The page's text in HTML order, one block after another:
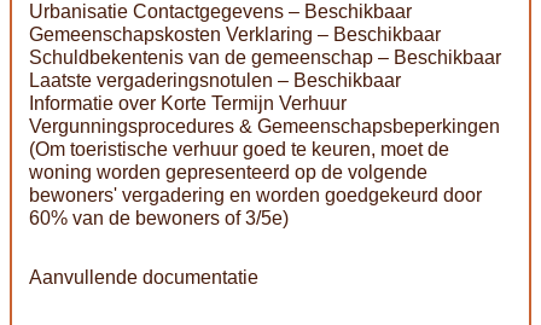
Urbanisatie Contactgegevens – Beschikbaar
Gemeenschapskosten Verklaring – Beschikbaar
Schuldbekentenis van de gemeenschap – Beschikbaar
Laatste vergaderingsnotulen – Beschikbaar
Informatie over Korte Termijn Verhuur
Vergunningsprocedures & Gemeenschapsbeperkingen
(Om toeristische verhuur goed te keuren, moet de
woning worden gepresenteerd op de volgende
bewoners' vergadering en worden goedgekeurd door
60% van de bewoners of 3/5e)
Aanvullende documentatie